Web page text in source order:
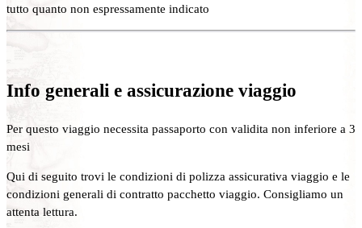
tutto quanto non espressamente indicato
Info generali e assicurazione viaggio
Per questo viaggio necessita passaporto con validita non inferiore a 3
mesi
Qui di seguito trovi le condizioni di polizza assicurativa viaggio e le
condizioni generali di contratto pacchetto viaggio. Consigliamo un
attenta lettura.